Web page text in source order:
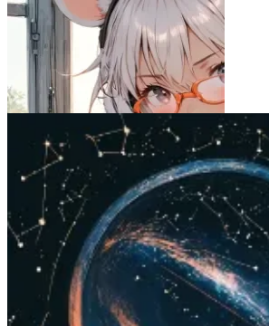
RAT
15